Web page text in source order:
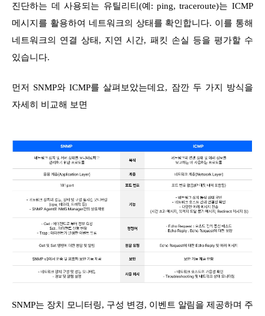
진단하는 데 사용되는 유틸리티(예: ping, traceroute)는 ICMP
메시지를 활용하여 네트워크의 상태를 확인합니다. 이를 통해
네트워크의 연결 상태, 지연 시간, 패킷 손실 등을 평가할 수
있습니다.
먼저 SNMP와 ICMP를 살펴보았는데요, 잠깐 두 가지 방식을
자세히 비교해 보면
SNMP는 장치 모니터링, 구성 변경, 이벤트 알림을 제공하며 주